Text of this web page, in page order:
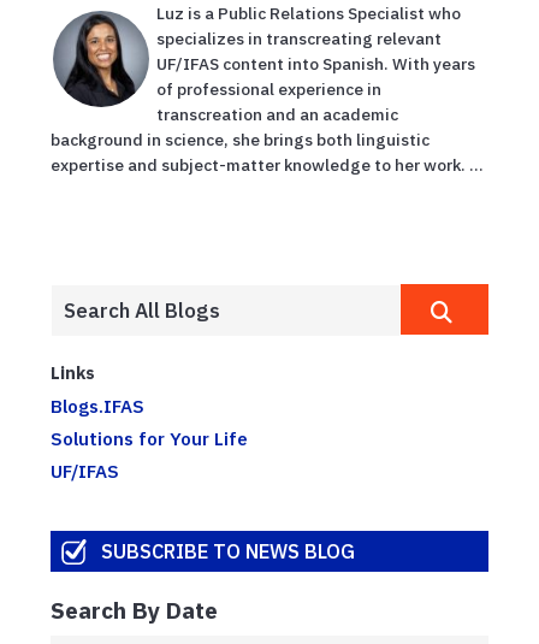
Luz is a Public Relations Specialist who
specializes in transcreating relevant
UF/IFAS content into Spanish. With years
of professional experience in
transcreation and an academic
background in science, she brings both linguistic
expertise and subject-matter knowledge to her work. ...
Links
Blogs.IFAS
Solutions for Your Life
UF/IFAS
SUBSCRIBE TO NEWS BLOG
Search By Date